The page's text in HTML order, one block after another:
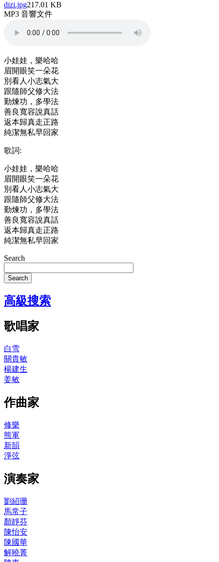
dizi.jpg217.01 KB
MP3 音響文件
小娃娃，樂哈哈
眉開眼笑一朵花
別看人小志氣大
跟隨師父修大法
勤煉功，多學法
善良寬容說真話
返本歸真走正路
純潔無私早回家
歌詞:
小娃娃，樂哈哈
眉開眼笑一朵花
別看人小志氣大
跟隨師父修大法
勤煉功，多學法
善良寬容說真話
返本歸真走正路
純潔無私早回家
Search
Search
高級搜索
歌唱家
白雪
關貴敏
楊建生
姜敏
作曲家
修樂
熊軍
新韻
淨弦
演奏家
劉紹珊
馬常子
顏靜芬
陳怡安
陳國華
解曉菁